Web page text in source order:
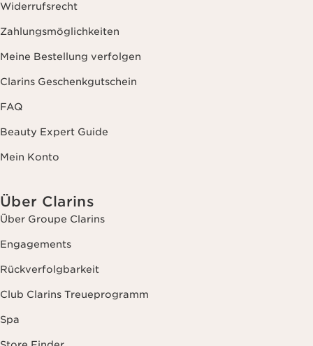
Widerrufsrecht
Zahlungsmöglichkeiten
Meine Bestellung verfolgen
Clarins Geschenkgutschein
FAQ
Beauty Expert Guide
Mein Konto
Über Clarins
Über Groupe Clarins
Engagements
Rückverfolgbarkeit
Club Clarins Treueprogramm
Spa